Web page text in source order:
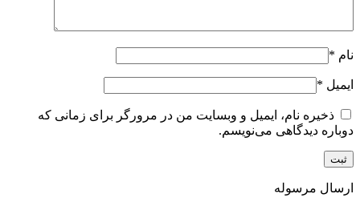
نام *
ایمیل *
ذخیره نام، ایمیل و وبسایت من در مرورگر برای زمانی که
دوباره دیدگاهی می‌نویسم.
ارسال مرسوله